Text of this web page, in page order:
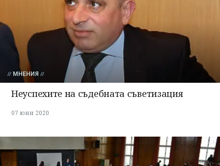
МНЕНИЯ
Неуспехите на съдебната съветизация
07 юни 2020